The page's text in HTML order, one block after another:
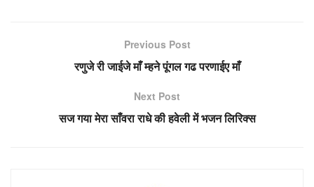
Previous Post
रणुजे री जाईजे माँ म्हने पूंगल गढ परणाईए माँ
Next Post
सज गया मेरा साँवरा राधे की हवेली में भजन लिरिक्स